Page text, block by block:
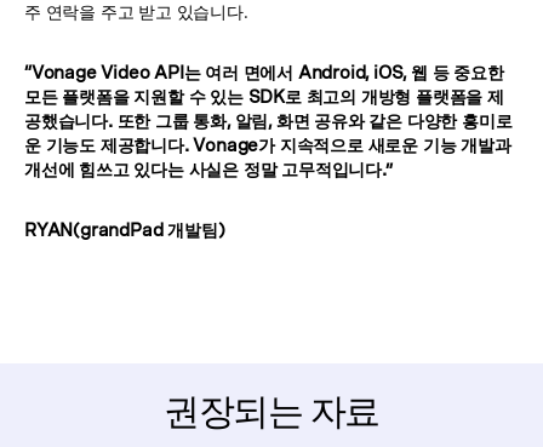
주 연락을 주고 받고 있습니다.
“Vonage Video API는 여러 면에서 Android, iOS, 웹 등 중요한
모든 플랫폼을 지원할 수 있는 SDK로 최고의 개방형 플랫폼을 제
공했습니다. 또한 그룹 통화, 알림, 화면 공유와 같은 다양한 흥미로
운 기능도 제공합니다. Vonage가 지속적으로 새로운 기능 개발과
개선에 힘쓰고 있다는 사실은 정말 고무적입니다.”
RYAN(grandPad 개발팀)
권장되는 자료